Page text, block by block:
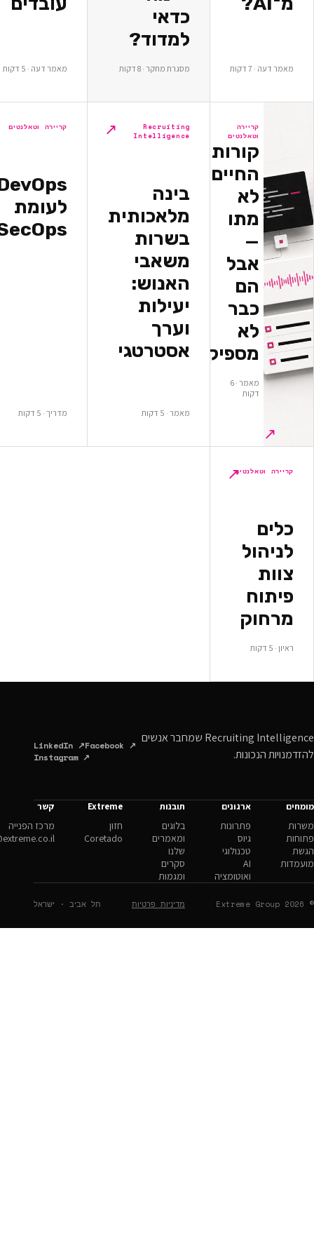
כדאי
למדוד?
מסגרת מחקר · 8 דקות מאמר דעה · 5 דקות
מאמר · 6
Recruiting
Intelligence
בינה
מלאכותית
בשרות
משאבי
האנוש:
יעילות
וערך
אסטרטגי
↗ קריירה וטאלנטים
DevOps
לעומת
DevSecOps
↗
↗
Recruiting Intelligence שמחבר אנשים
LinkedIn ↗Facebook ↗
ארגונים
פתרונות
גיוס
טכנולוגי
AI
תובנות
בלוגים
ומאמרים
שלנו
סקרים
ומגמות
Extreme
חזון
Coretado
קשר
מרכז הפנייה
hello@extreme.co.il
מדיניות פרטיות תל אביב · ישראל